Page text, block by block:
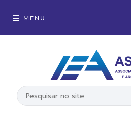
MENU